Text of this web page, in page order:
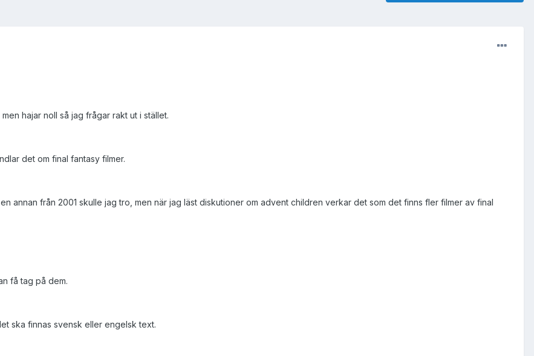
hajar noll så jag frågar rakt ut i stället.
det om final fantasy filmer.
annan från 2001 skulle jag tro, men när jag läst diskutioner om advent children verkar det som det finns fler filmer av final
få tag på dem.
ska finnas svensk eller engelsk text.